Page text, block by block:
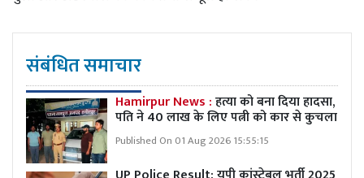
संबंधित समाचार
Hamirpur News :हत्या को बना दिया हादसा,
पति ने 40 लाख के लिए पत्नी को कार से कुचला
Published On 01 Aug 2026 15:55:15